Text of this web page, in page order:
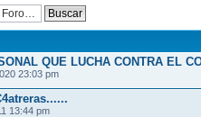
QUE LUCHA CONTRA EL
23:03 pm
13:44 pm